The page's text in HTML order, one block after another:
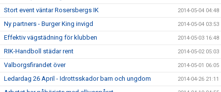
Stort event väntar Rosersbergs IK 2014-05-04 04:48
Ny partners - Burger King invigd 2014-05-04 03:53
Effektiv vägstädning för klubben 2014-05-03 16:48
RIK-Handboll städar rent 2014-05-02 05:03
Valborgsfirandet över 2014-05-01 06:05
Ledardag 26 April - Idrottsskador barn och ungdom 2014-04-26 21:11